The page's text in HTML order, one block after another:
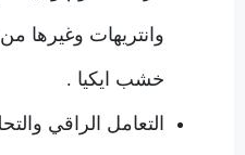
وانتريهات وغيرها من
خشب ايكيا .
التعامل الراقي